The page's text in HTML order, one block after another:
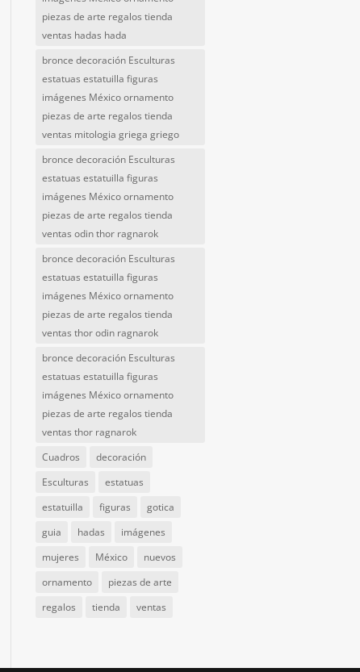
piezas de arte regalos tienda
ventas hadas hada
bronce decoración Esculturas
estatuas estatuilla figuras
imágenes México ornamento
piezas de arte regalos tienda
ventas mitologia griega griego
bronce decoración Esculturas
estatuas estatuilla figuras
imágenes México ornamento
piezas de arte regalos tienda
ventas odin thor ragnarok
bronce decoración Esculturas
estatuas estatuilla figuras
imágenes México ornamento
piezas de arte regalos tienda
ventas thor odin ragnarok
bronce decoración Esculturas
estatuas estatuilla figuras
imágenes México ornamento
piezas de arte regalos tienda
ventas thor ragnarok
Cuadros
decoración
Esculturas
estatuas
estatuilla
figuras
gotica
guia
hadas
imágenes
mujeres
México
nuevos
ornamento
piezas de arte
regalos
tienda ventas